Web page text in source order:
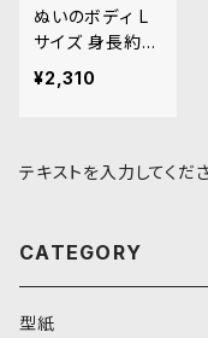
ぬいのボディ L
サイズ 身長約2
0cm（縫製済み
ぬいぐるみ素体）
¥2,310
テキストを入力してくだ
CATEGORY
型紙